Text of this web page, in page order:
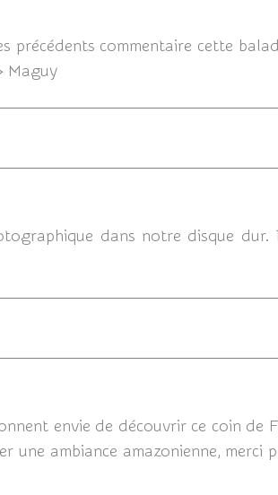
précédents commentaire cette
Maguy
dans notre disque dur.
envie de découvrir ce coin de
ambiance amazonienne,